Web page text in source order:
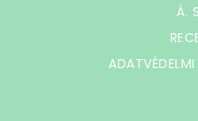
Á.